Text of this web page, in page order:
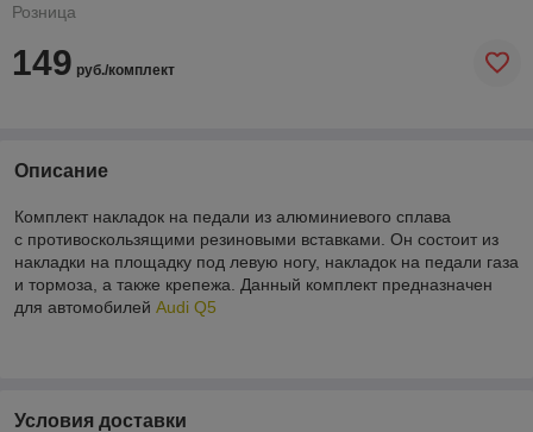
Розница
149 руб./комплект
Описание
Комплект накладок на педали из алюминиевого сплава
с противоскользящими резиновыми вставками. Он состоит из
накладки на площадку под левую ногу, накладок на педали газа
и тормоза, а также крепежа. Данный комплект предназначен
для автомобилей Audi Q5
Условия доставки